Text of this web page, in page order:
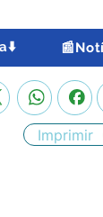
Imprimir